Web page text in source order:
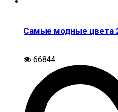
Самые модные цвета
66844